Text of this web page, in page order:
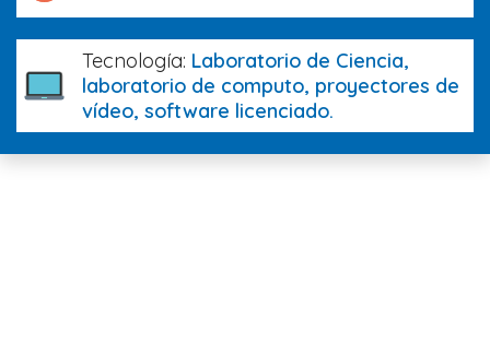
Tecnología: Laboratorio de Ciencia,
laboratorio de computo, proyectores de
vídeo, software licenciado.